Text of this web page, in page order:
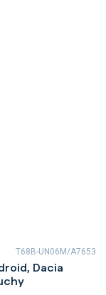
Dacia
T68B-UN06M/A7653